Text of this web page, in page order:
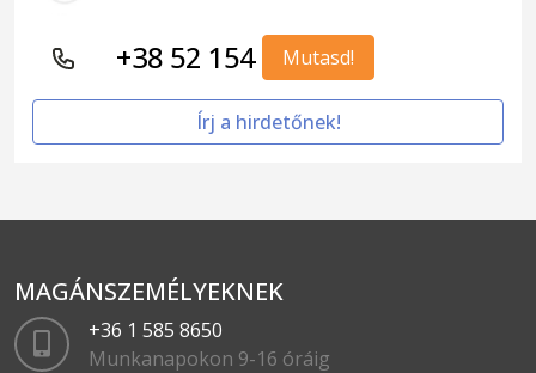
+38 52 154 Mutasd!
Írj a hirdetőnek!
MAGÁNSZEMÉLYEKNEK
+36 1 585 8650
Munkanapokon 9-16 óráig